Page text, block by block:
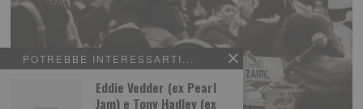
POTREBBE INTERESSARTI...
Eddie Vedder (ex Pearl
Jam) e Tony Hadley (ex